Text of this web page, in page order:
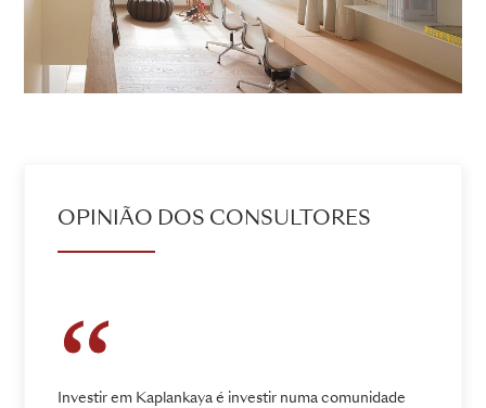
OPINIÃO DOS CONSULTORES
Investir em Kaplankaya é investir numa comunidade